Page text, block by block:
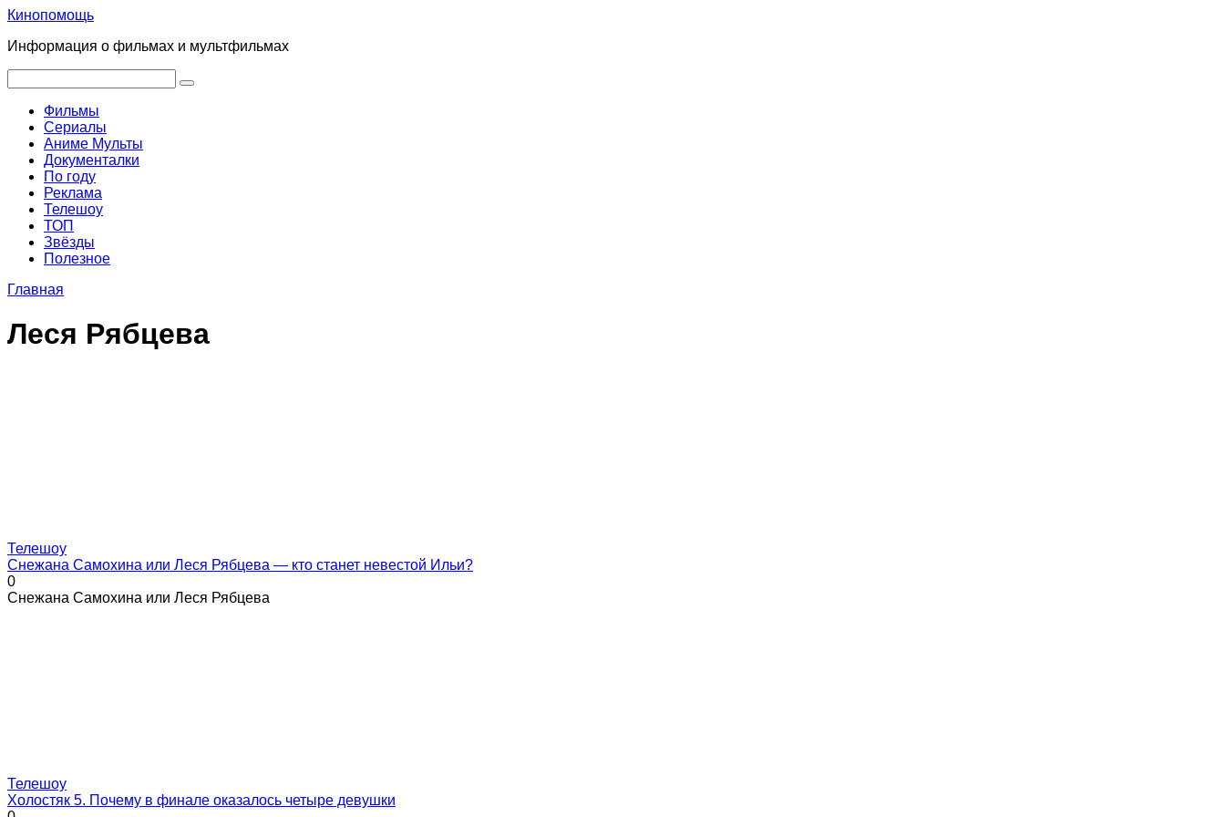
Перейти
контенту
Кинопомощь
Информация о фильмах и мультфильмах
Фильмы
Сериалы
Аниме Мульты
Документалки
По году
Реклама
Телешоу
ТОП
Звёзды
Полезное
Главная
Леся Рябцева
Телешоу
Снежана Самохина или Леся Рябцева — кто станет невестой Ильи?
0
Снежана Самохина или Леся Рябцева
Телешоу
Холостяк 5. Почему в финале оказалось четыре девушки